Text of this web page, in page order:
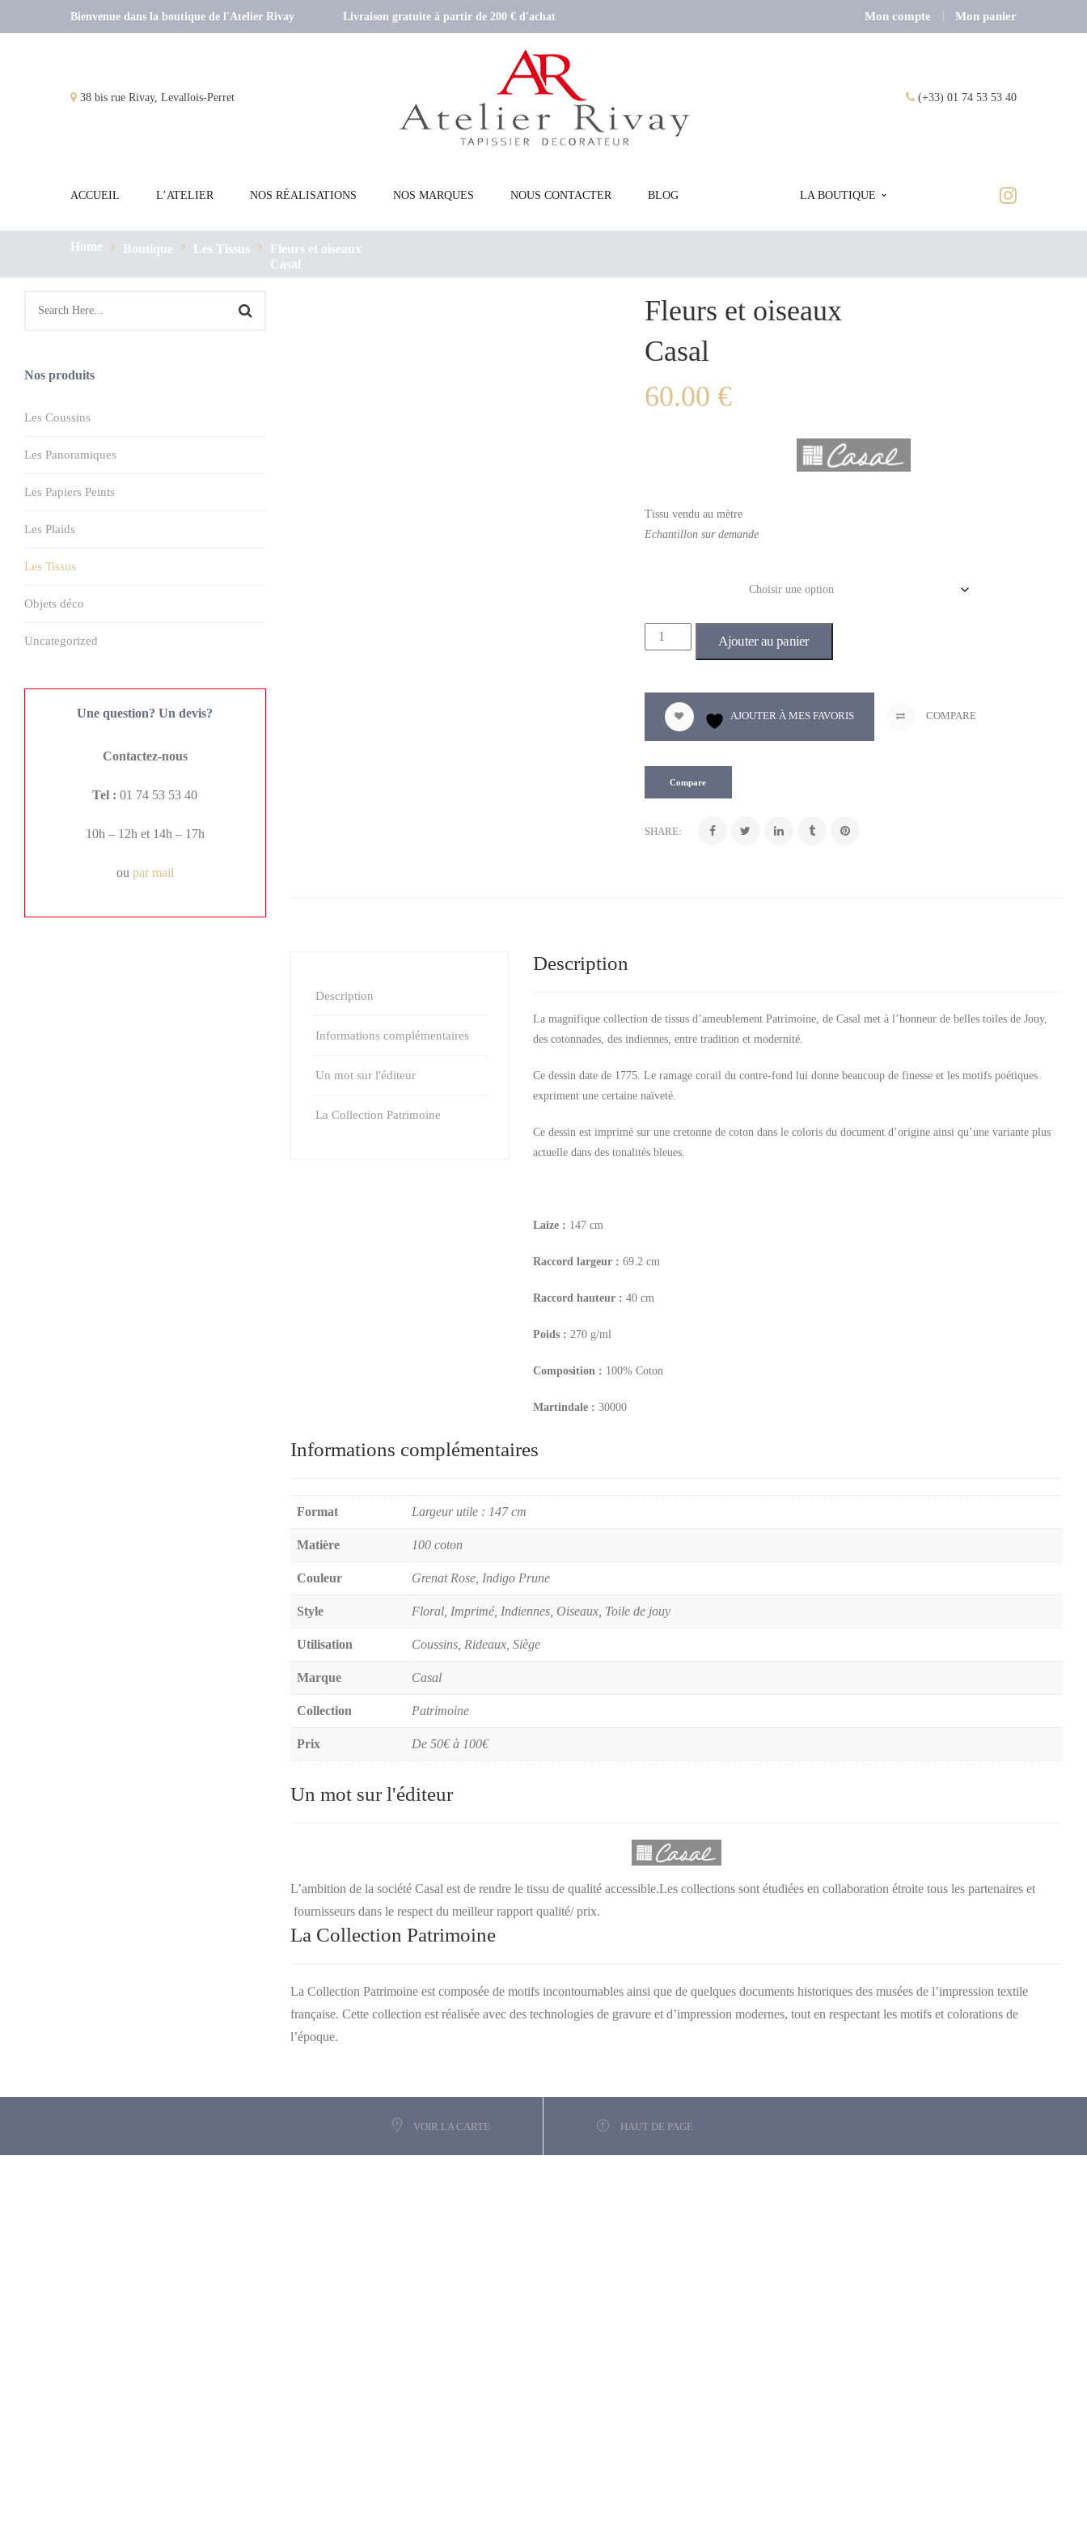
Bienvenue dans la boutique de l'Atelier Rivay Livraison gratuite à partir de 200 € d'achat Mon compte Mon panier
38 bis rue Rivay, Levallois-Perret (+33) 01 74 53 53 40
ACCUEIL L’ATELIER NOS RÉALISATIONS NOS MARQUES NOUS CONTACTER BLOG LA BOUTIQUE
Home Boutique Les Tissus
Fleurs et oiseaux
Casal
Nos produits
Les Coussins
Les Panoramiques
Les Papiers Peints
Les Plaids
Les Tissus
Objets déco
Uncategorized
Une question? Un devis?
Contactez-nous
Tel : 01 74 53 53 40
10h – 12h et 14h – 17h
ou par mail
Fleurs et oiseaux
Casal
60.00 €
Tissu vendu au mètre
Echantillon sur demande
Ajouter au panier
AJOUTER À MES FAVORIS COMPARE
Compare
SHARE:
Description
Informations complémentaires
Un mot sur l'éditeur
La Collection Patrimoine
Description
La magnifique collection de tissus d’ameublement Patrimoine, de Casal met à l’honneur de belles toiles de Jouy,
des cotonnades, des indiennes, entre tradition et modernité.
Ce dessin date de 1775. Le ramage corail du contre-fond lui donne beaucoup de finesse et les motifs poétiques
expriment une certaine naïveté.
Ce dessin est imprimé sur une cretonne de coton dans le coloris du document d’origine ainsi qu’une variante plus
actuelle dans des tonalités bleues.
Laize : 147 cm
Raccord largeur : 69.2 cm
Raccord hauteur : 40 cm
Poids : 270 g/ml
Composition : 100% Coton
Martindale : 30000
Informations complémentaires
Format Largeur utile : 147 cm
Matière 100 coton
Couleur Grenat Rose, Indigo Prune
Style Floral, Imprimé, Indiennes, Oiseaux, Toile de jouy
Utilisation Coussins, Rideaux, Siège
Marque Casal
Collection Patrimoine
Prix De 50€ à 100€
Un mot sur l'éditeur
L’ambition de la société Casal est de rendre le tissu de qualité accessible.Les collections sont étudiées en collaboration étroite tous les partenaires et
fournisseurs dans le respect du meilleur rapport qualité/ prix.
La Collection Patrimoine
La Collection Patrimoine est composée de motifs incontournables ainsi que de quelques documents historiques des musées de l’impression textile
française. Cette collection est réalisée avec des technologies de gravure et d’impression modernes, tout en respectant les motifs et colorations de
l’époque.
VOIR LA CARTE HAUT DE PAGE